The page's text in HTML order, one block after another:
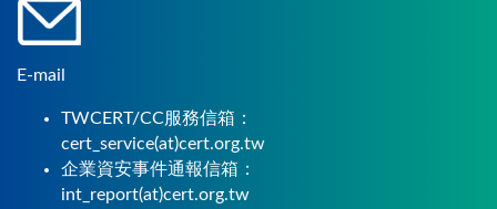
E-mail
TWCERT/CC服務信箱：
cert_service(at)cert.org.tw
企業資安事件通報信箱：
int_report(at)cert.org.tw